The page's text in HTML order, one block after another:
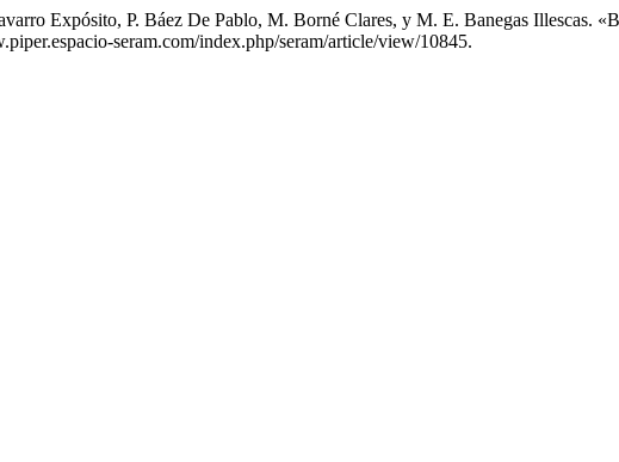
Expósito, P. Báez De Pablo, M. Borné Clares, y M. E. Banegas Illescas.
seram.com/index.php/seram/article/view/10845.